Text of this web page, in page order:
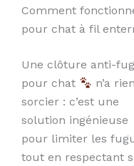
Comment
pour chat à fil
Une clôture anti-
pour chat
n’a
sorcier : c’est une
solution ingénieuse
pour limiter les
tout en respectant